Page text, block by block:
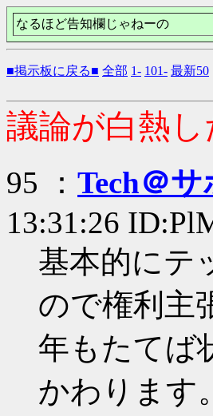
なるほど告知欄じゃねーの
■掲示板に戻る■ 全部 1- 101- 最新50
議論が白熱
95 ： Tech＠
13:31:26
基本的にテ
ので権利主
年もたてば
かわります